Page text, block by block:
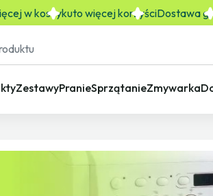
w koszykuto więcej korzyściDostawa
ZestawyPranieSprzątanieZmywarka